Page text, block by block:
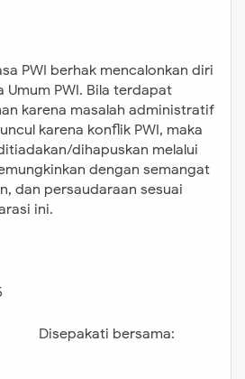
PWI berhak mencalonkan diri
Umum PWI. Bila terdapat
karena masalah administratif
karena konflik PWI, maka
dihapuskan melalui
dengan semangat
dan persaudaraan sesuai
ini.
bersama: